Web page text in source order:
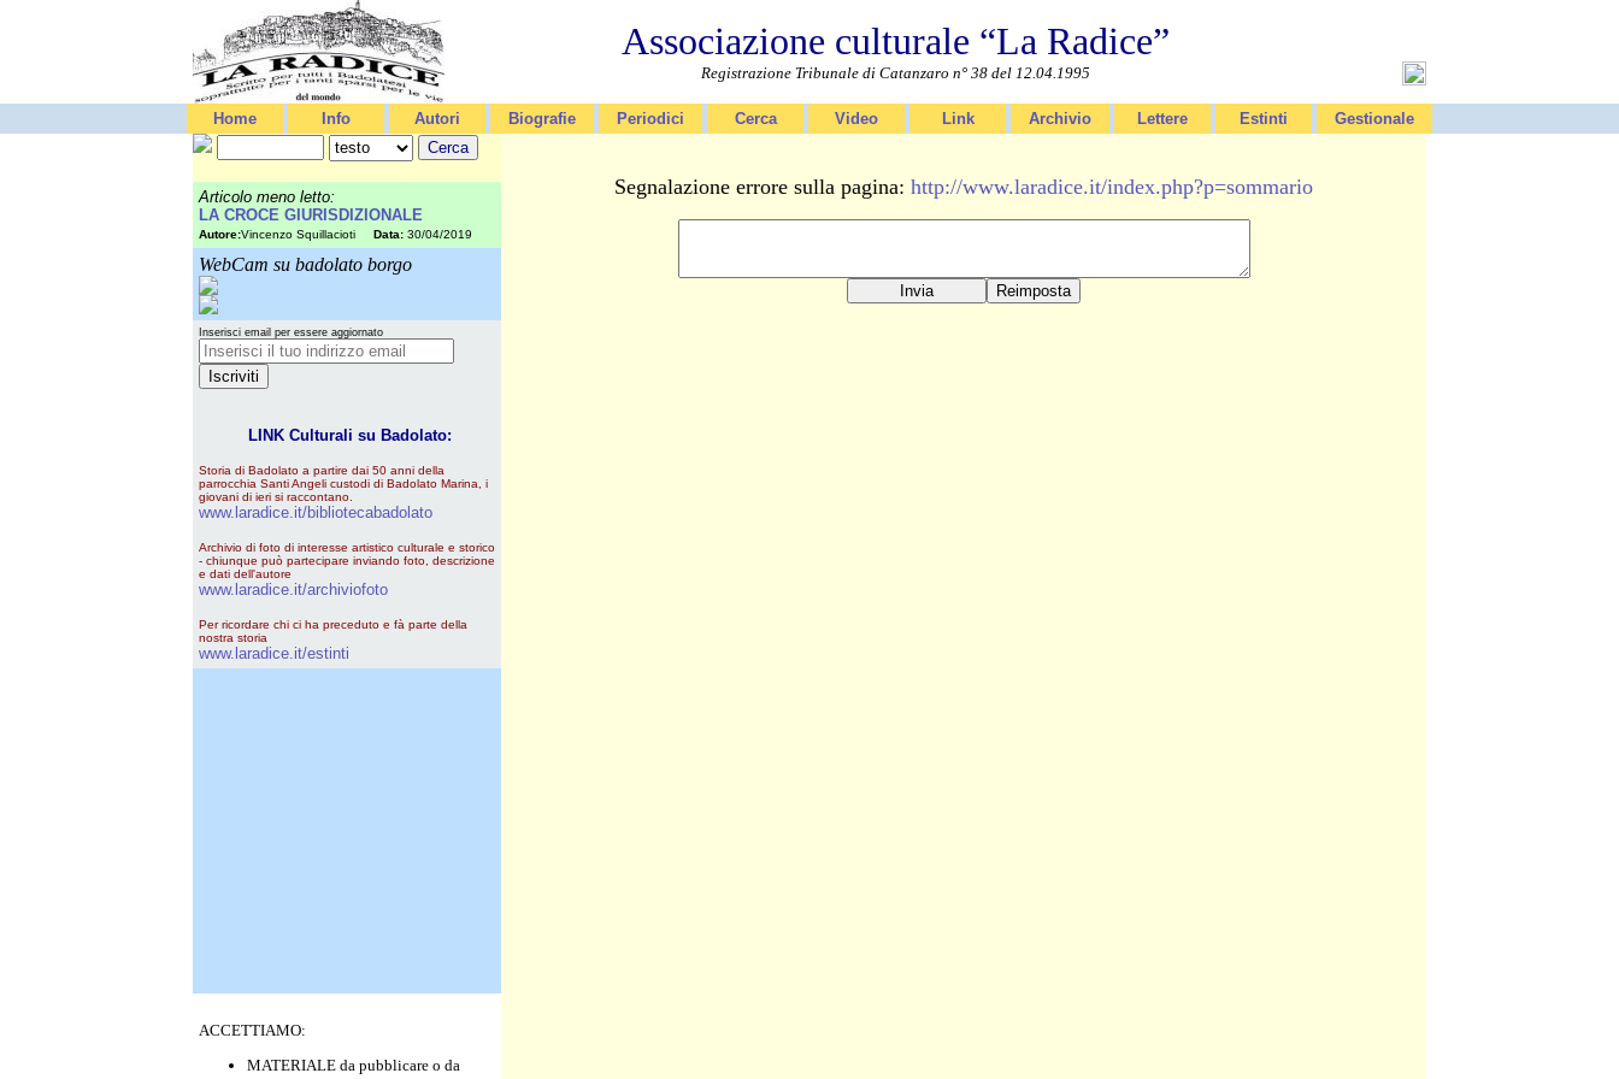
Associazione culturale “La Radice”
Registrazione Tribunale di Catanzaro n° 38 del 12.04.1995
Home Info Autori Biografie Periodici Cerca Video Link Archivio Lettere Estinti Gestionale
Articolo meno letto:
LA CROCE GIURISDIZIONALE
Autore:Vincenzo Squillacioti Data: 30/04/2019
WebCam su badolato borgo
Inserisci email per essere aggiornato
LINK Culturali su Badolato:
Storia di Badolato a partire dai 50 anni della
parrocchia Santi Angeli custodi di Badolato Marina, i
giovani di ieri si raccontano.
www.laradice.it/bibliotecabadolato
Archivio di foto di interesse artistico culturale e storico
- chiunque può partecipare inviando foto, descrizione
e dati dell'autore
www.laradice.it/archiviofoto
Per ricordare chi ci ha preceduto e fà parte della
nostra storia
www.laradice.it/estinti
ACCETTIAMO:
MATERIALE da pubblicare o da
Segnalazione errore sulla pagina: http://www.laradice.it/index.php?p=sommario